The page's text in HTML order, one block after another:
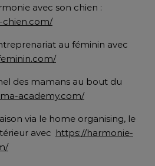
avec son chien :
chien.com/
au féminin avec
des mamans au bout du
academy.com/
via le home organising, le
avec https://harmonie-